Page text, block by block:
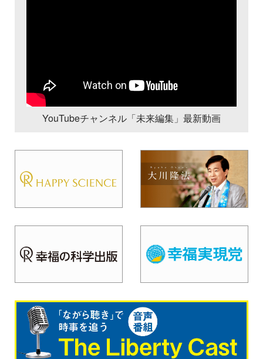
YouTubeチャンネル「未来編集」最新動画